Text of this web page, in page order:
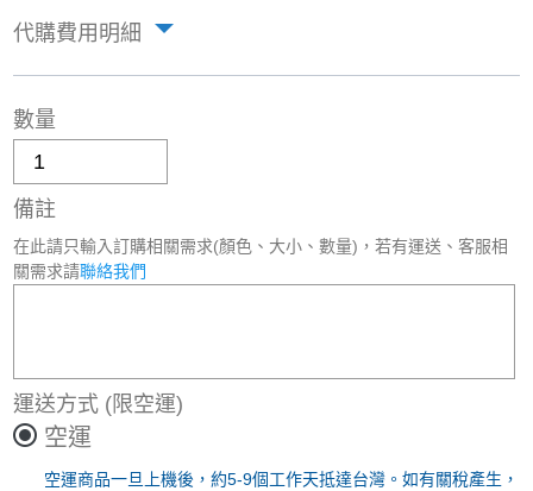
代購費用明細
數量
備註
在此請只輸入訂購相關需求(顏色、大小、數量)，若有運送、客服相
關需求請聯絡我們
運送方式 (限空運)
空運
空運商品一旦上機後，約5-9個工作天抵達台灣。如有關稅產生，